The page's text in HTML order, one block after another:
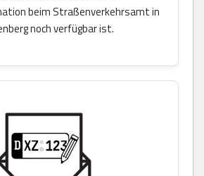
beim Straßenverkehrsamt in
noch verfügbar ist.